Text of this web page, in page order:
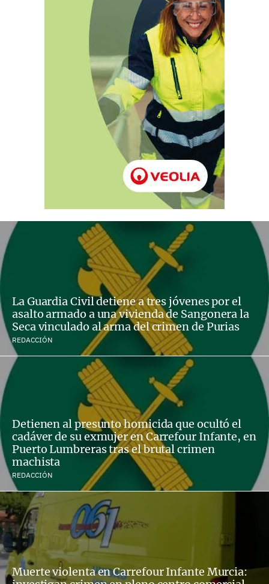
La Guardia Civil detiene a tres jóvenes por el
asalto armado a una vivienda de Sangonera la
Seca vinculado al arma del crimen de Purias
REDACCIÓN
Detienen al presunto homicida que ocultó el
cadáver de su exmujer en Carrefour Infante, en
Puerto Lumbreras tras el brutal crimen
machista
REDACCIÓN
Muerte violenta en Carrefour Infante Murcia: